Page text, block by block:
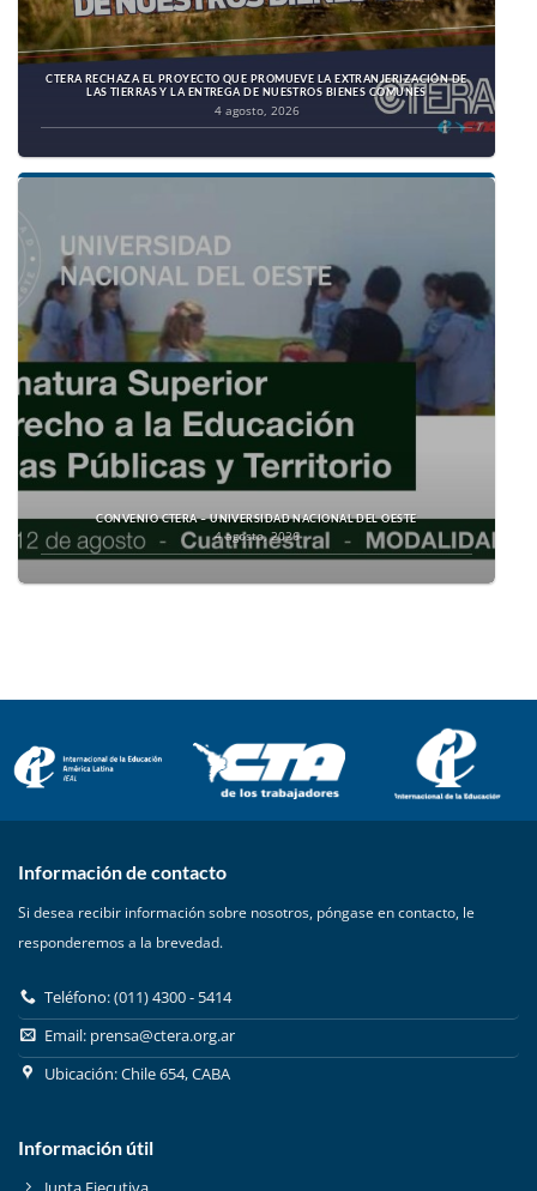
CTERA RECHAZA EL PROYECTO QUE PROMUEVE LA EXTRANJERIZACIÓN DE
LAS TIERRAS Y LA ENTREGA DE NUESTROS BIENES COMUNES
4 agosto, 2026
CONVENIO CTERA – UNIVERSIDAD NACIONAL DEL OESTE
4 agosto, 2026
Información de contacto
Si desea recibir información sobre nosotros, póngase en contacto, le
responderemos a la brevedad.
Teléfono: (011) 4300 - 5414
Email: prensa@ctera.org.ar
Ubicación: Chile 654, CABA
Información útil